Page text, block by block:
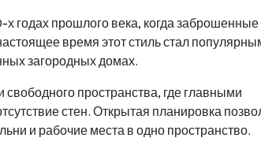
годах прошлого века, когда заброшенные
время этот стиль стал
загородных домах.
пространства, где главными
стен. Открытая планировка
и рабочие места в одно пространство.